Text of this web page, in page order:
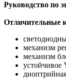
Руководство по
Отличительные
механизм
механизм
устойчивое